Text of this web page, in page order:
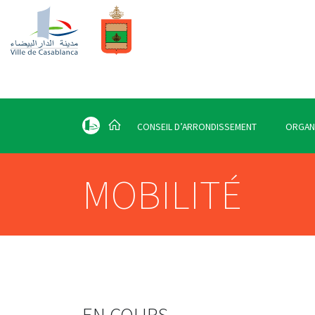
CONSEIL D’ARRONDISSEMENT
MOBILITÉ